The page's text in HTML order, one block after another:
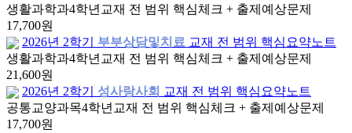
생활과학과4학년 교재 전 범위 핵심체크 + 출제예상문제
17,700원
2026년 2학기
부부상담및치료 교재 전 범위 핵심요약노트
생활과학과4학년 교재 전 범위 핵심체크 + 출제예상문제
21,600원
2026년 2학기
성사랑사회 교재 전 범위 핵심요약노트
공통교양과목4학년 교재 전 범위 핵심체크 + 출제예상문제
17,700원